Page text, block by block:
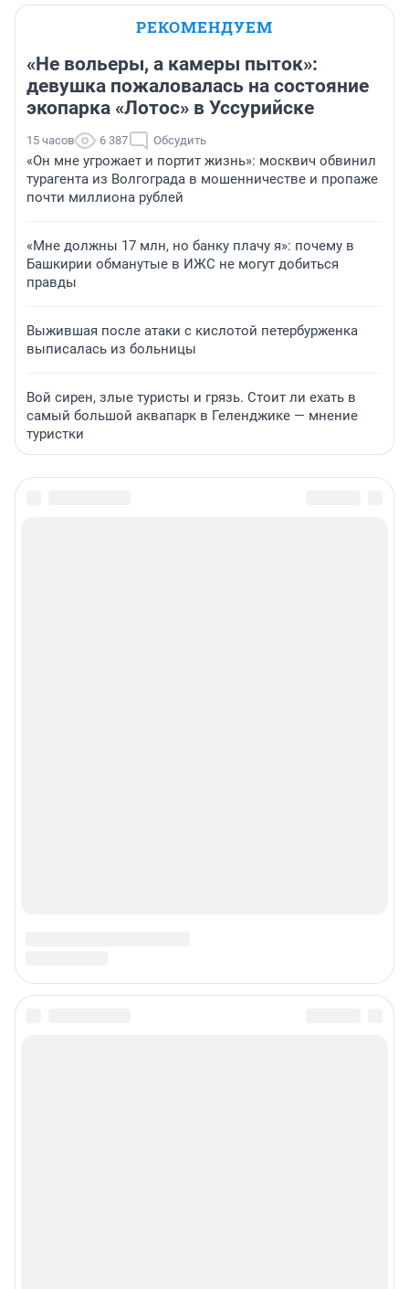
РЕКОМЕНДУЕМ
«Не вольеры, а камеры пыток»:
девушка пожаловалась на состояние
экопарка «Лотос» в Уссурийске
15 часов 6 387 Обсудить
«Он мне угрожает и портит жизнь»: москвич обвинил
турагента из Волгограда в мошенничестве и пропаже
почти миллиона рублей
«Мне должны 17 млн, но банку плачу я»: почему в
Башкирии обманутые в ИЖС не могут добиться
правды
Выжившая после атаки с кислотой петербурженка
выписалась из больницы
Вой сирен, злые туристы и грязь. Стоит ли ехать в
самый большой аквапарк в Геленджике — мнение
туристки